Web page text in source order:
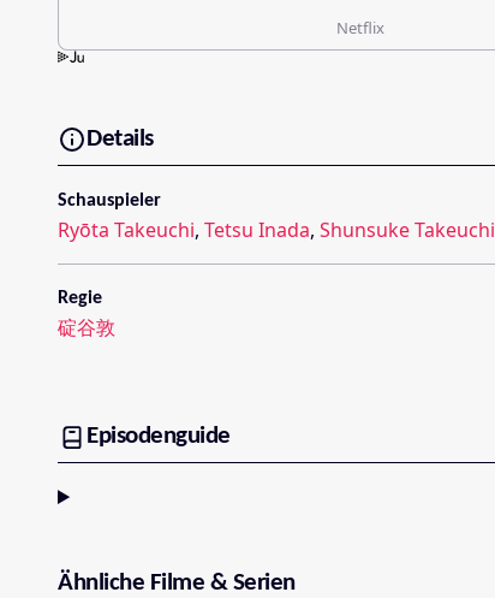
Netflix
Details
Schauspieler
Ryōta Takeuchi, Tetsu Inada, Shunsuke Takeuchi
Regie
碇谷敦
Episodenguide
Ähnliche Filme & Serien